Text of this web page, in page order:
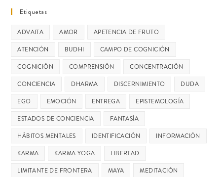
Etiquetas
ADVAITA AMOR
APETENCIA DE FRUTO
ATENCIÓN
BUDHI
CAMPO DE COGNICIÓN
COGNICIÓN
COMPRENSIÓN
CONCENTRACIÓN
CONCIENCIA
DHARMA DISCERNIMIENTO
DUDA
EGO
EMOCIÓN ENTREGA
EPISTEMOLOGÍA
ESTADOS DE CONCIENCIA
FANTASÍA
HÁBITOS MENTALES
IDENTIFICACIÓN
INFORMACIÓN
KARMA
KARMA YOGA
LIBERTAD
LIMITANTE DE FRONTERA
MAYA
MEDITACIÓN